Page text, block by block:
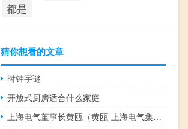
都是
猜你想看的文章
时钟字谜
开放式厨房适合什么家庭
上海电气董事长黄瓯（黄瓯-上海电气集团股份有限公司前任总裁介绍）